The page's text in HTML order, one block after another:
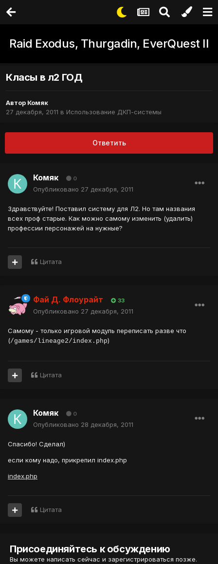
Raid Exodus, Thurgadin, EverQuest II
Класы в л2 ГОД
Автор Комяк
27 декабря, 2011 в Использование ДКП-системы
Ответить
Комяк 0
Опубликовано 27 декабря, 2011
Здравствуйте! Поставил систему для Л2. Но там названия
всех проф старые. Как можно самому изменить (удалить)
профессии персонажей на нужные?
Цитата
Фай Д. Флоурайт 33
Опубликовано 27 декабря, 2011
Самому - только игровой модуль переписать разве что
(/games/lineage2/index.php)
Цитата
Комяк 0
Опубликовано 28 декабря, 2011
Спасибо! Сделал)
если кому надо, прикрепил index.php
index.php
Цитата
Присоединяйтесь к обсуждению
Вы можете написать сейчас и зарегистрироваться позже.